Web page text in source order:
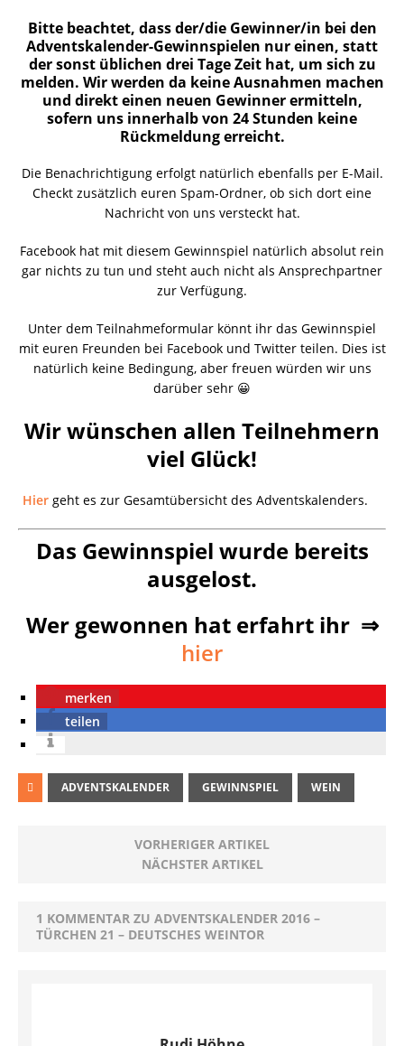
Bitte beachtet, dass der/die Gewinner/in bei den
Adventskalender-Gewinnspielen nur einen, statt
der sonst üblichen drei Tage Zeit hat, um sich zu
melden. Wir werden da keine Ausnahmen machen
und direkt einen neuen Gewinner ermitteln,
sofern uns innerhalb von 24 Stunden keine
Rückmeldung erreicht.
Die Benachrichtigung erfolgt natürlich ebenfalls per E-Mail.
Checkt zusätzlich euren Spam-Ordner, ob sich dort eine
Nachricht von uns versteckt hat.
Facebook hat mit diesem Gewinnspiel natürlich absolut rein
gar nichts zu tun und steht auch nicht als Ansprechpartner
zur Verfügung.
Unter dem Teilnahmeformular könnt ihr das Gewinnspiel
mit euren Freunden bei Facebook und Twitter teilen. Dies ist
natürlich keine Bedingung, aber freuen würden wir uns
darüber sehr 😀
Wir wünschen allen Teilnehmern
viel Glück!
Hiergeht es zur Gesamtübersicht des Adventskalenders.
Das Gewinnspiel wurde bereits
ausgelost.
Wer gewonnen hat erfahrt ihr ⇒
hier
merken
teilen
ADVENTSKALENDER GEWINNSPIEL WEIN
VORHERIGER ARTIKEL
NÄCHSTER ARTIKEL
1 KOMMENTAR ZU ADVENTSKALENDER 2016 –
TÜRCHEN 21 – DEUTSCHES WEINTOR